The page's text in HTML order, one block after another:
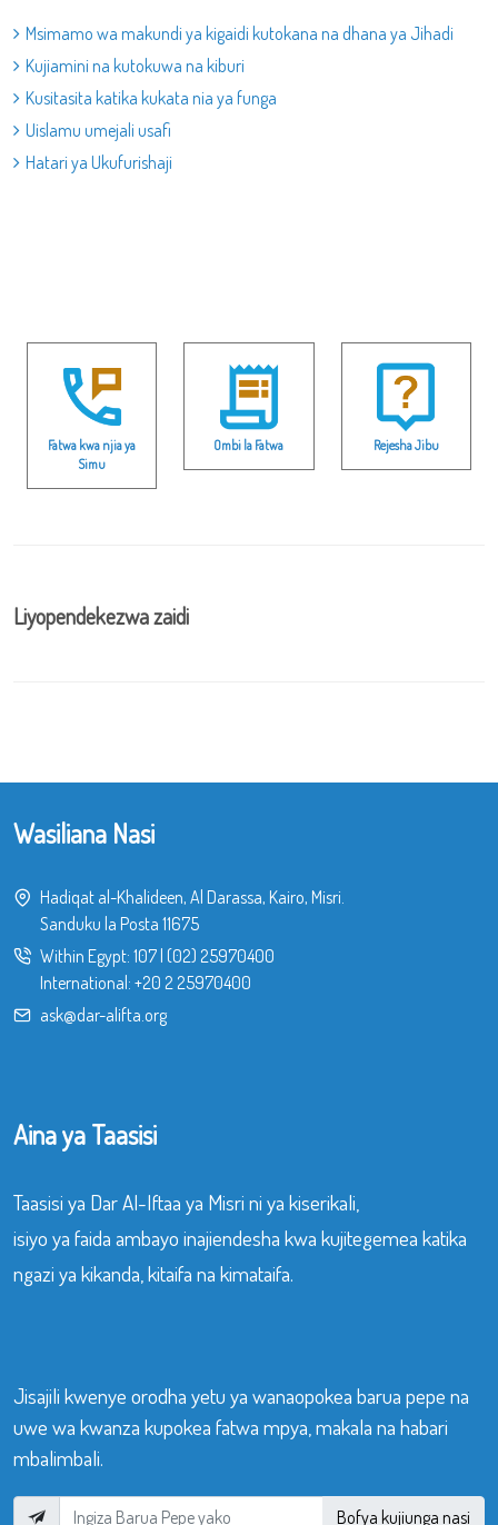
Msimamo wa makundi ya kigaidi kutokana na dhana ya Jihadi
Kujiamini na kutokuwa na kiburi
Kusitasita katika kukata nia ya funga
Uislamu umejali usafi
Hatari ya Ukufurishaji
Fatwa kwa njia ya
Simu
Ombi la Fatwa Rejesha Jibu
Liyopendekezwa zaidi
Wasiliana Nasi
Hadiqat al-Khalideen, Al Darassa, Kairo, Misri.
Sanduku la Posta 11675
Within Egypt: 107| (02) 25970400
International: +20 2 25970400
ask@dar-alifta.org
Aina ya Taasisi
Taasisi ya Dar Al-Iftaa ya Misri ni ya kiserikali,
isiyo ya faida ambayo inajiendesha kwa kujitegemea katika
ngazi ya kikanda, kitaifa na kimataifa.
Jisajili kwenye orodha yetu ya wanaopokea barua pepe na
uwe wa kwanza kupokea fatwa mpya, makala na habari
mbalimbali.
Bofya kujiunga nasi